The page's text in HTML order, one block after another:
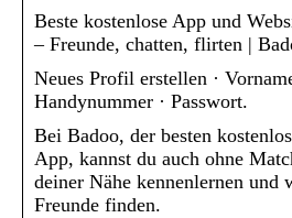
Beste kostenlose App und
– Freunde, chatten, flirten |
Neues Profil erstellen ·
Handynummer · Passwort.
Bei Badoo, der besten
App, kannst du auch ohne
deiner Nähe kennenlernen und
Freunde finden.